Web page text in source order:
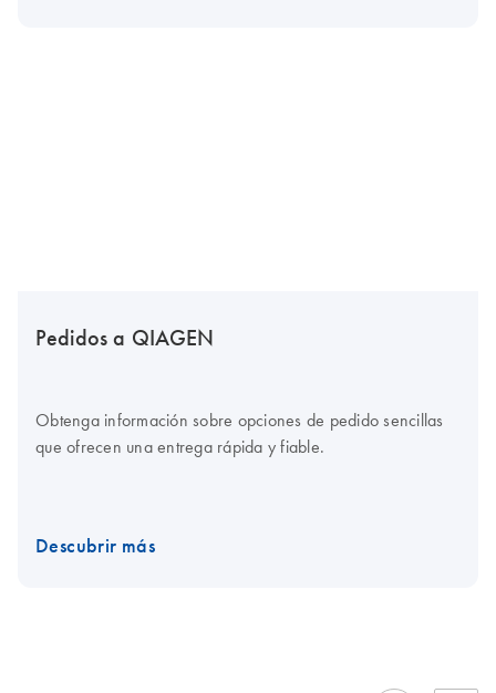
Pedidos a QIAGEN
Obtenga información sobre opciones de pedido sencillas
que ofrecen una entrega rápida y fiable.
Descubrir más